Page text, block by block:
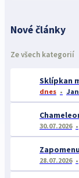
Nové články
Ze všech kategorií
Sklípkan
dnes
30.07.2026
28.07.2026